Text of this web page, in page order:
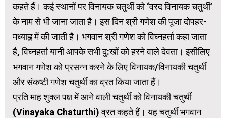
कहते हैं। कई स्थानों पर विनायक चतुर्थी को ‘वरद विनायक चतुर्थी’
के नाम से भी जाना जाता है। इस दिन श्री गणेश की पूजा दोपहर-
मध्याह्न में की जाती है। भगवान श्री गणेश को विघ्नहर्ता कहा जाता
है, विघ्नहर्ता यानी आपके सभी दु:खों को हरने वाले देवता। इसीलिए
भगवान गणेश को प्रसन्न करने के लिए विनायक/विनायकी चतुर्थी
और संकष्टी गणेश चतुर्थी का व्रत किया जाता हैं।
प्रति माह शुक्ल पक्ष में आने वाली चतुर्थी को विनायकी चतुर्थी
(Vinayaka Chaturthi) व्रत कहते हैं। यह चतुर्थी भगवान